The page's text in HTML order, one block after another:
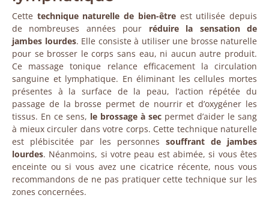
Cette technique naturelle de bien-êtreest utilisée depuis
de nombreuses années pour réduire la sensation de
jambes lourdes. Elle consiste à utiliser une brosse naturelle
pour se brosser le corps sans eau, ni aucun autre produit.
Ce massage tonique relance efficacement la circulation
sanguine et lymphatique. En éliminant les cellules mortes
présentes à la surface de la peau, l’action répétée du
passage de la brosse permet de nourrir et d’oxygéner les
tissus. En ce sens, le brossage à sec permet d’aider le sang
à mieux circuler dans votre corps. Cette technique naturelle
est plébiscitée par les personnes souffrant de jambes
lourdes. Néanmoins, si votre peau est abimée, si vous êtes
enceinte ou si vous avez une cicatrice récente, nous vous
recommandons de ne pas pratiquer cette technique sur les
zones concernées.